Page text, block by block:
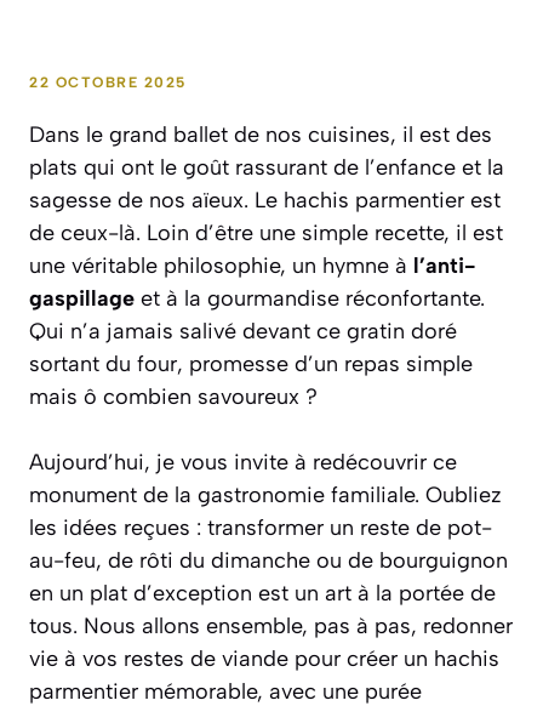
22 OCTOBRE 2025
Dans le grand ballet de nos cuisines, il est des
plats qui ont le goût rassurant de l’enfance et la
sagesse de nos aïeux. Le hachis parmentier est
de ceux-là. Loin d’être une simple recette, il est
une véritable philosophie, un hymne à l’anti-
gaspillage et à la gourmandise réconfortante.
Qui n’a jamais salivé devant ce gratin doré
sortant du four, promesse d’un repas simple
mais ô combien savoureux ?
Aujourd’hui, je vous invite à redécouvrir ce
monument de la gastronomie familiale. Oubliez
les idées reçues : transformer un reste de pot-
au-feu, de rôti du dimanche ou de bourguignon
en un plat d’exception est un art à la portée de
tous. Nous allons ensemble, pas à pas, redonner
vie à vos restes de viande pour créer un hachis
parmentier mémorable, avec une purée